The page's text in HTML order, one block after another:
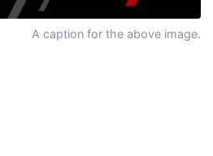
A caption for the above image.